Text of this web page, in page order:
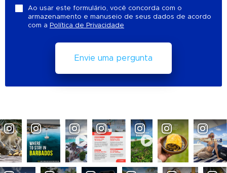
Ao usar este formulário, você concorda com o
armazenamento e manuseio de seus dados de acordo
com a Política de Privacidade